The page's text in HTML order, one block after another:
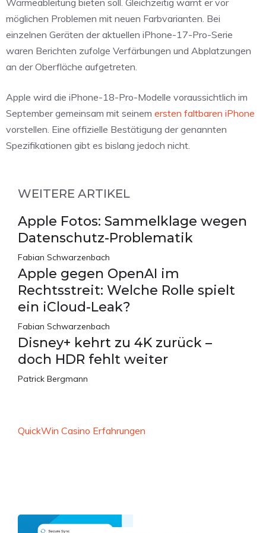
Wärmeableitung bieten soll. Gleichzeitig warnt er vor
möglichen Problemen mit neuen Farbvarianten. Bei
einzelnen Geräten der aktuellen iPhone-17-Pro-Serie
waren Berichten zufolge Verfärbungen und Abplatzungen
an der Oberfläche aufgetreten.
Apple wird die iPhone-18-Pro-Modelle voraussichtlich im
September gemeinsam mit seinem ersten faltbaren iPhone
vorstellen. Eine offizielle Bestätigung der genannten
Spezifikationen gibt es bislang jedoch nicht.
WEITERE ARTIKEL
Apple Fotos: Sammelklage wegen
Datenschutz-Problematik
Fabian Schwarzenbach
Apple gegen OpenAI im
Rechtsstreit: Welche Rolle spielt
ein iCloud-Leak?
Fabian Schwarzenbach
Disney+ kehrt zu 4K zurück –
doch HDR fehlt weiter
Patrick Bergmann
QuickWin Casino Erfahrungen